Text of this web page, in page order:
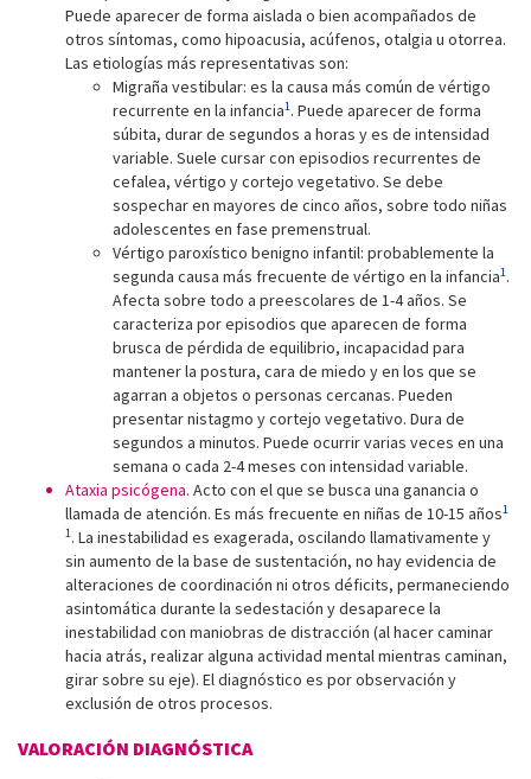
Puede aparecer de forma aislada o bien acompañados de
otros síntomas, como hipoacusia, acúfenos, otalgia u otorrea.
Las etiologías más representativas son:
Migraña vestibular: es la causa más común de vértigo
recurrente en la infancia1. Puede aparecer de forma
súbita, durar de segundos a horas y es de intensidad
variable. Suele cursar con episodios recurrentes de
cefalea, vértigo y cortejo vegetativo. Se debe
sospechar en mayores de cinco años, sobre todo niñas
adolescentes en fase premenstrual.
Vértigo paroxístico benigno infantil: probablemente la
segunda causa más frecuente de vértigo en la infancia1.
Afecta sobre todo a preescolares de 1-4 años. Se
caracteriza por episodios que aparecen de forma
brusca de pérdida de equilibrio, incapacidad para
mantener la postura, cara de miedo y en los que se
agarran a objetos o personas cercanas. Pueden
presentar nistagmo y cortejo vegetativo. Dura de
segundos a minutos. Puede ocurrir varias veces en una
semana o cada 2-4 meses con intensidad variable.
Ataxia psicógena. Acto con el que se busca una ganancia o
llamada de atención. Es más frecuente en niñas de 10-15 años1
1. La inestabilidad es exagerada, oscilando llamativamente y
sin aumento de la base de sustentación, no hay evidencia de
alteraciones de coordinación ni otros déficits, permaneciendo
asintomática durante la sedestación y desaparece la
inestabilidad con maniobras de distracción (al hacer caminar
hacia atrás, realizar alguna actividad mental mientras caminan,
girar sobre su eje). El diagnóstico es por observación y
exclusión de otros procesos.
VALORACIÓN DIAGNÓSTICA